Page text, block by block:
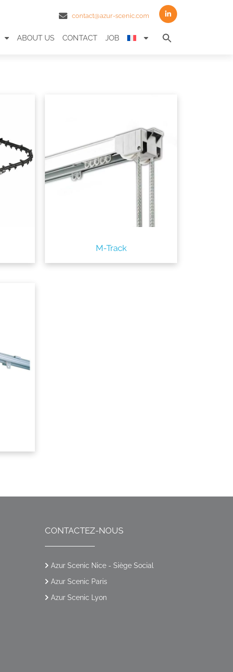
contact@azur-scenic.com
ABOUT US CONTACT JOB
M-Track
CONTACTEZ-NOUS
Azur Scenic Nice - Siège Social
Azur Scenic Paris
Azur Scenic Lyon